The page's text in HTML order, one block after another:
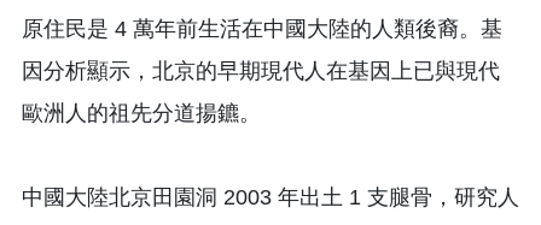
原住民是 4 萬年前生活在中國大陸的人類後裔。基
因分析顯示，北京的早期現代人在基因上已與現代
歐洲人的祖先分道揚鑣。
中國大陸北京田園洞 2003 年出土 1 支腿骨，研究人